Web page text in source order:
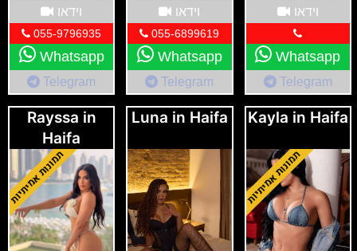
וידאו
Whatsapp
Telegram
וידאו
055-6899619
Whatsapp
Telegram
וידאו
055-9796935
Whatsapp
Telegram
Kayla in Haifa
Luna in Haifa
Rayssa in
Haifa